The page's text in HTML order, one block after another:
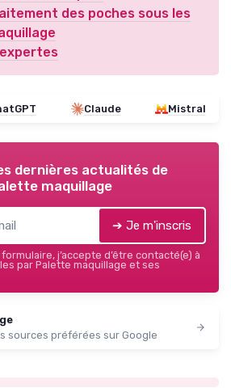
des poches sous les
Claude Mistral
dernières actualités de
maquillage
➔ Je m'inscris
j’accepte d’être contacté(e) à
par Palette maquillage et ses
sources préférées sur Google